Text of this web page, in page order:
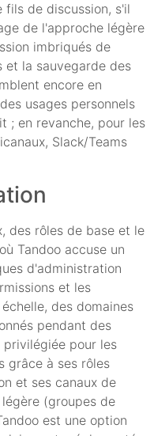
fils de discussion, s'il
de l'approche légère
imbriqués de
et la sauvegarde des
encore en
usages personnels
; en revanche, pour les
Slack/Teams
des rôles de base et le
Tandoo accuse un
d'administration
et les
des domaines
pendant des
privilégiée pour les
grâce à ses rôles
et ses canaux de
(groupes de
est une option